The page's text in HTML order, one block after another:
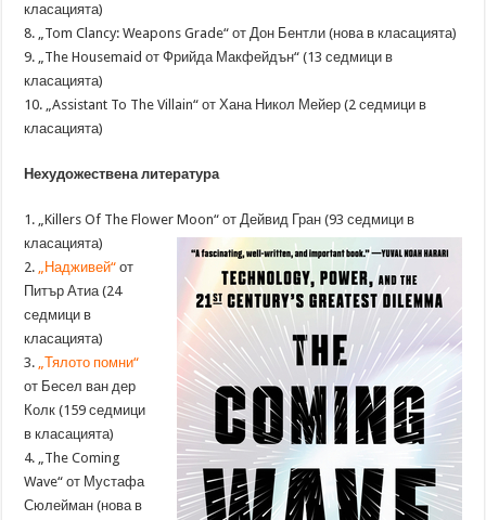
класацията)
8. „Tom Clancy: Weapons Grade“ от Дон Бентли (нова в класацията)
9. „The Housemaid от Фрийда Макфейдън“ (13 седмици в
класацията)
10. „Assistant To The Villain“ от Хана Никол Мейер (2 седмици в
класацията)
Нехудожествена литература
1. „Killers Of The Flower Moon“ от Дейвид Гран (93 седмици в
класацията)
2. „Надживей“ от
Питър Атиа (24
седмици в
класацията)
3. „Тялото помни“
от Бесел ван дер
Колк (159 седмици
в класацията)
4. „The Coming
Wave“ от Мустафа
Сюлейман (нова в